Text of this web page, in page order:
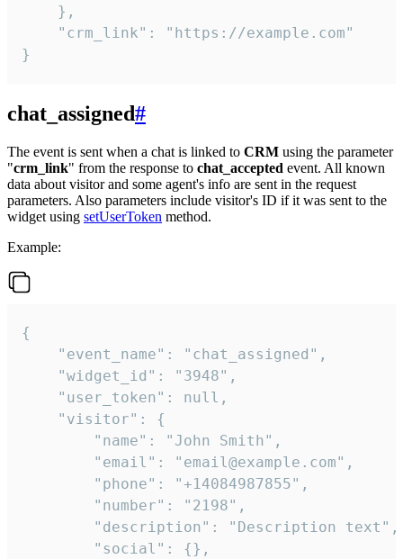
    },
    "crm_link": "https://example.com"
}
chat_assigned#
The event is sent when a chat is linked to CRM using the parameter
"crm_link" from the response to chat_accepted event. All known
data about visitor and some agent's info are sent in the request
parameters. Also parameters include visitor's ID if it was sent to the
widget using setUserToken method.
Example:
{
    "event_name": "chat_assigned",
    "widget_id": "3948",
    "user_token": null,
    "visitor": {
        "name": "John Smith",
        "email": "email@example.com",
        "phone": "+14084987855",
        "number": "2198",
        "description": "Description text",
        "social": {},